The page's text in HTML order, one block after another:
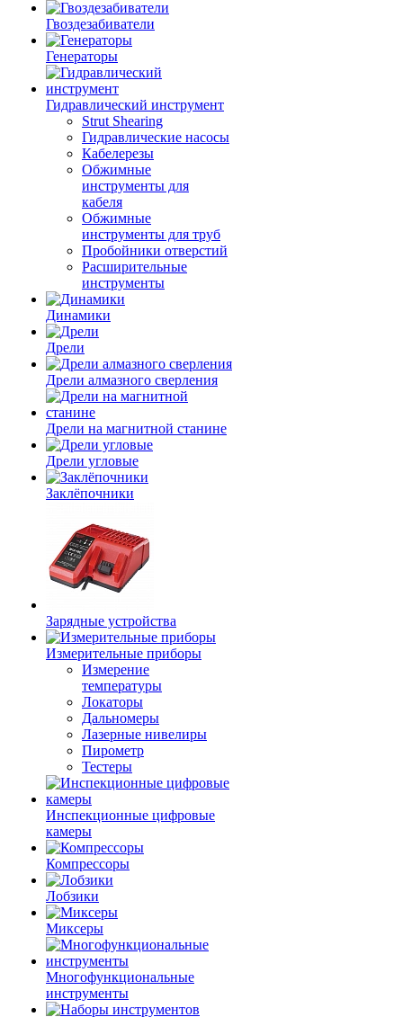
Гвоздезабиватели
Генераторы
Гидравлический инструмент
Strut Shearing
Гидравлические насосы
Кабелерезы
Обжимные
инструменты для
кабеля
Обжимные
инструменты для труб
Пробойники отверстий
Расширительные
инструменты
Динамики
Дрели
Дрели алмазного сверления
Дрели на магнитной станине
Дрели угловые
Заклёпочники
Зарядные устройства
Измерительные приборы
Измерение
температуры
Локаторы
Дальномеры
Лазерные нивелиры
Пирометр
Тестеры
Инспекционные цифровые
камеры
Компрессоры
Лобзики
Миксеры
Многофункциональные
инструменты